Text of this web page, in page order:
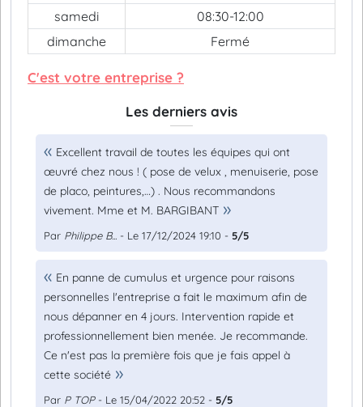
samedi
08:30-12:00
dimanche
Fermé
C'est votre entreprise ?
Les derniers avis
Excellent travail de toutes les équipes qui ont
œuvré chez nous ! ( pose de velux , menuiserie, pose
de placo, peintures,…) . Nous recommandons
vivement. Mme et M. BARGIBANT
Par Philippe B... - Le 17/12/2024 19:10 - 5/5
En panne de cumulus et urgence pour raisons
personnelles l'entreprise a fait le maximum afin de
nous dépanner en 4 jours. Intervention rapide et
professionnellement bien menée. Je recommande.
Ce n'est pas la première fois que je fais appel à
cette société
Par P TOP- Le 15/04/2022 20:52 - 5/5